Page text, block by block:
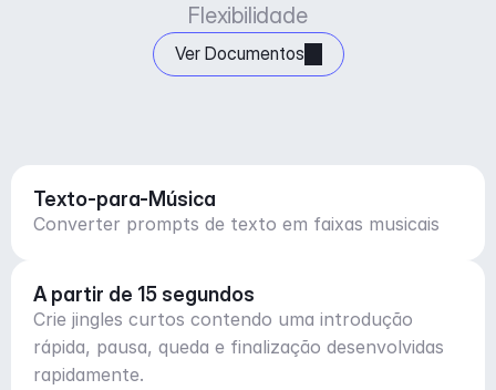
Flexibilidade
Ver Documentos
Texto-para-Música
Converter prompts de texto em faixas musicais
A partir de 15 segundos
Crie jingles curtos contendo uma introdução
rápida, pausa, queda e finalização desenvolvidas
rapidamente.